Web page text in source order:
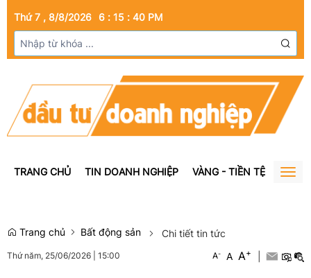
Thứ 7 , 8/8/2026 6 : 15 : 41PM
TRANG CHỦ TIN DOANH NGHIỆP VÀNG - TIỀN TỆ BẤT
Trang chủ Bất động sản Chi tiết tin tức
Thứ năm, 25/06/2026 15:00 A- A A+